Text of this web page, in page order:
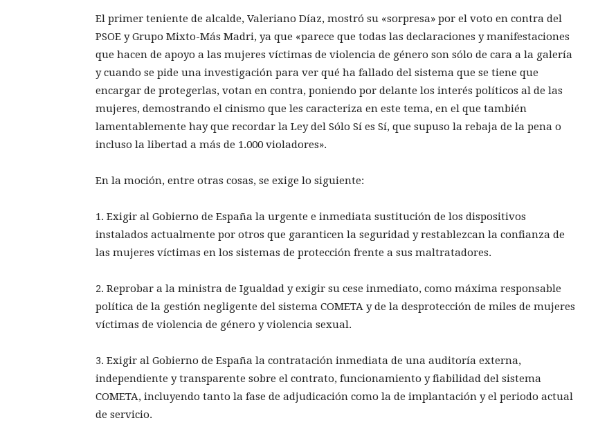
El primer teniente de alcalde, Valeriano Díaz, mostró su «sorpresa» por el voto en contra del
PSOE y Grupo Mixto-Más Madri, ya que «parece que todas las declaraciones y manifestaciones
que hacen de apoyo a las mujeres víctimas de violencia de género son sólo de cara a la galería
y cuando se pide una investigación para ver qué ha fallado del sistema que se tiene que
encargar de protegerlas, votan en contra, poniendo por delante los interés políticos al de las
mujeres, demostrando el cinismo que les caracteriza en este tema, en el que también
lamentablemente hay que recordar la Ley del Sólo Sí es Sí, que supuso la rebaja de la pena o
incluso la libertad a más de 1.000 violadores».
En la moción, entre otras cosas, se exige lo siguiente:
1. Exigir al Gobierno de España la urgente e inmediata sustitución de los dispositivos
instalados actualmente por otros que garanticen la seguridad y restablezcan la confianza de
las mujeres víctimas en los sistemas de protección frente a sus maltratadores.
2. Reprobar a la ministra de Igualdad y exigir su cese inmediato, como máxima responsable
política de la gestión negligente del sistema COMETA y de la desprotección de miles de mujeres
víctimas de violencia de género y violencia sexual.
3. Exigir al Gobierno de España la contratación inmediata de una auditoría externa,
independiente y transparente sobre el contrato, funcionamiento y fiabilidad del sistema
COMETA, incluyendo tanto la fase de adjudicación como la de implantación y el periodo actual
de servicio.